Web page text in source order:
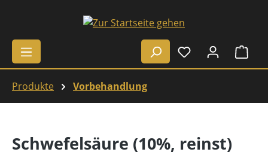
Zum Hauptinhalt springen
Produkte Vorbehandlung
Schwefelsäure (10%, reinst)